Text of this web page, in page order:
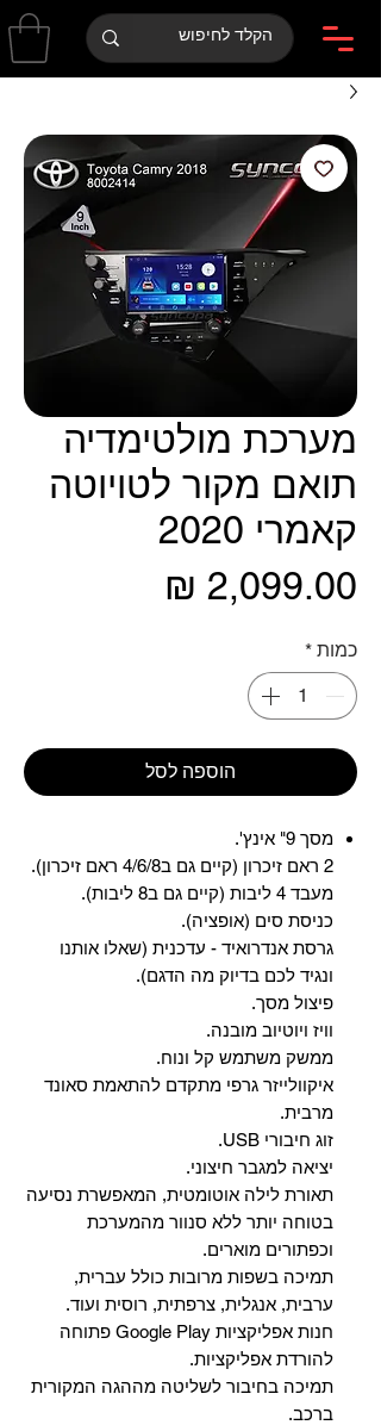
מערכת מולטימדיה
תואם מקור לטויוטה
קאמרי 2020
כמות *
הוספה לסל
מסך 9" אינץ'.
2 ראם זיכרון (קיים גם ב4/6/8 ראם זיכרון).
מעבד 4 ליבות (קיים גם ב8 ליבות).
כניסת סים (אופציה).
גרסת אנדרואיד - עדכנית (שאלו אותנו
ונגיד לכם בדיוק מה הדגם).
פיצול מסך.
וויז ויוטיוב מובנה.
ממשק משתמש קל ונוח.
איקוולייזר גרפי מתקדם להתאמת סאונד
מרבית.
זוג חיבורי USB.
יציאה למגבר חיצוני.
תאורת לילה אוטומטית, המאפשרת נסיעה
בטוחה יותר ללא סנוור מהמערכת
וכפתורים מוארים.
תמיכה בשפות מרובות כולל עברית,
ערבית, אנגלית, צרפתית, רוסית ועוד.
‏חנות אפליקציות Google Play פתוחה
להורדת אפליקציות.
‏תמיכה בחיבור לשליטה מההגה המקורית
ברכב.